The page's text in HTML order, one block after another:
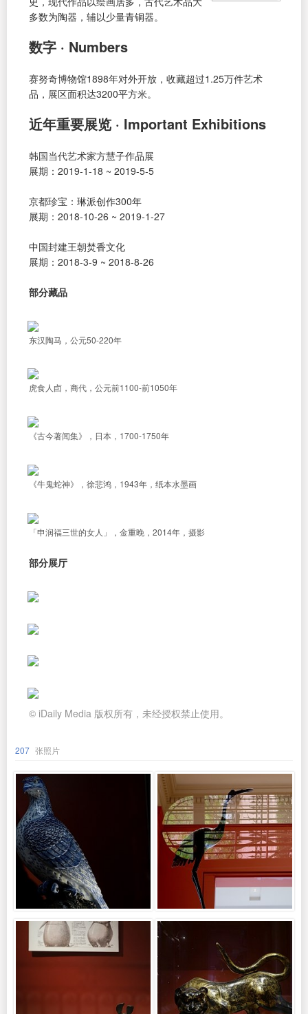
多数为陶器，辅以少量青铜器。
数字 · Numbers
赛努奇博物馆1898年对外开放，收藏超过1.25万件艺术
品，展区面积达3200平方米。
近年重要展览 · Important Exhibitions
韩国当代艺术家方慧子作品展
展期：2019-1-18 ~ 2019-5-5
京都珍宝：琳派创作300年
展期：2018-10-26 ~ 2019-1-27
中国封建王朝焚香文化
展期：2018-3-9 ~ 2018-8-26
部分藏品
东汉陶马，公元50-220年
虎食人卣，商代，公元前1100-前1050年
《古今著闻集》，日本，1700-1750年
《牛鬼蛇神》，徐悲鸿，1943年，纸本水墨画
「申润福三世的女人」，金重晚，2014年，摄影
部分展厅
© iDaily Media 版权所有，未经授权禁止使用。
207 张照片